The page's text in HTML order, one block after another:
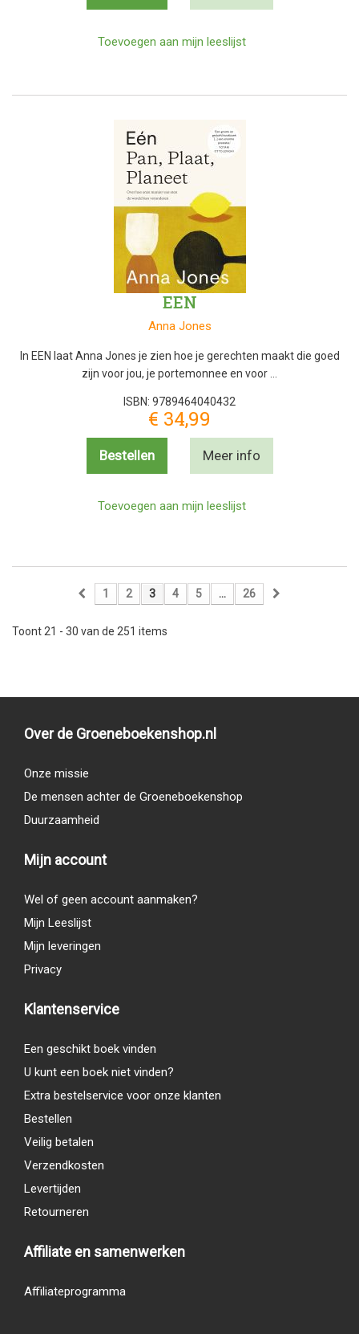
Toevoegen aan mijn leeslijst
EEN
Anna Jones
In EEN laat Anna Jones je zien hoe je gerechten maakt die goed
zijn voor jou, je portemonnee en voor …
ISBN: 9789464040432
€ 34,99
Bestellen Meer info
Toevoegen aan mijn leeslijst
1 2 3 4 5 ... 26
Toont 21 - 30 van de 251 items
Over de Groeneboekenshop.nl
Onze missie
De mensen achter de Groeneboekenshop
Duurzaamheid
Mijn account
Wel of geen account aanmaken?
Mijn Leeslijst
Mijn leveringen
Privacy
Klantenservice
Een geschikt boek vinden
U kunt een boek niet vinden?
Extra bestelservice voor onze klanten
Bestellen
Veilig betalen
Verzendkosten
Levertijden
Retourneren
Affiliate en samenwerken
Affiliateprogramma